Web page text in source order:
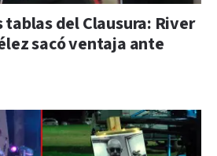
tablas del Clausura: River
sacó ventaja ante